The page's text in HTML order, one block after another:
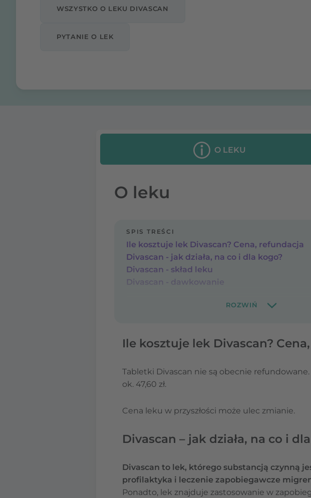
WSZYSTKO O LEKU DIVASCAN
PYTANIE O LEK
O LEKU
O leku
SPIS TREŚCI
Ile kosztuje lek Divascan? Cena, refundacja
Divascan - jak działa, na co i dla kogo?
Divascan - skład leku
Divascan - dawkowanie
Ile kosztuje lek Divascan?
Tabletki Divascan nie są obecnie refundowane.
ok. 47,60 zł.
Cena leku w przyszłości może ulec zmianie.
Divascan – jak działa, na co i
Divascan to lek, którego substancją czynną
profilaktyka i leczenie zapobiegawcze
Ponadto, lek znajduje zastosowanie w